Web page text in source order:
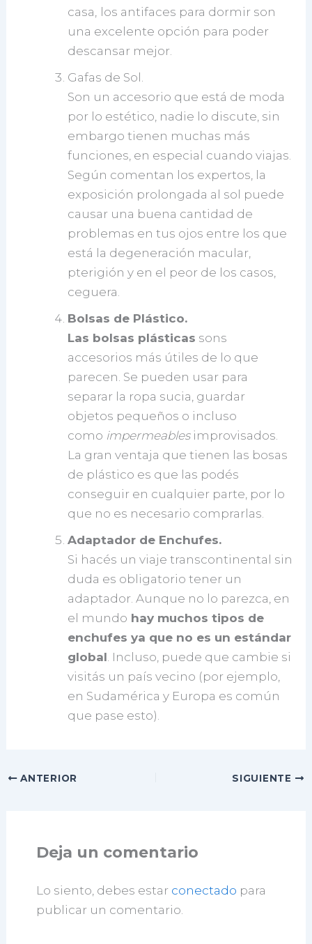
casa, los antifaces para dormir son
una excelente opción para poder
descansar mejor.
Gafas de Sol.
Son un accesorio que está de moda
por lo estético, nadie lo discute, sin
embargo tienen muchas más
funciones, en especial cuando viajas.
Según comentan los expertos, la
exposición prolongada al sol puede
causar una buena cantidad de
problemas en tus ojos entre los que
está la degeneración macular,
pterigión y en el peor de los casos,
ceguera.
Bolsas de Plástico.
Las bolsas plásticas sons
accesorios más útiles de lo que
parecen. Se pueden usar para
separar la ropa sucia, guardar
objetos pequeños o incluso
como impermeablesimprovisados.
La gran ventaja que tienen las bosas
de plástico es que las podés
conseguir en cualquier parte, por lo
que no es necesario comprarlas.
Adaptador de Enchufes.
Si hacés un viaje transcontinental sin
duda es obligatorio tener un
adaptador. Aunque no lo parezca, en
el mundo hay muchos tipos de
enchufes ya que no es un estándar
global . Incluso, puede que cambie si
visitás un país vecino (por ejemplo,
en Sudamérica y Europa es común
que pase esto).
ANTERIOR SIGUIENTE
Deja un comentario
Lo siento, debes estar conectado para
publicar un comentario.